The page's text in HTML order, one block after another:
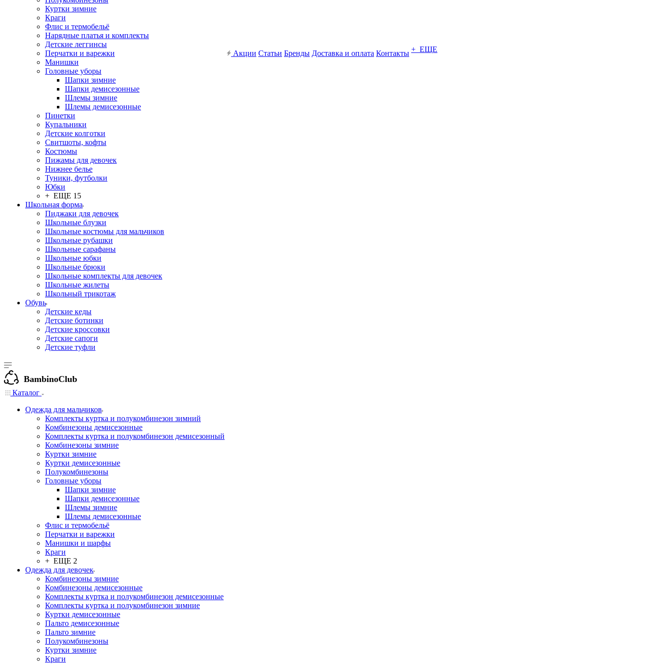
Куртки зимние
Краги
Флис и термобельё
Нарядные платья и комплекты
Детские леггинсы
Перчатки и варежки
Манишки
Головные уборы
Шапки зимние
Шапки демисезонные
Шлемы зимние
Шлемы демисезонные
Пинетки
Купальники
Детские колготки
Свитшоты, кофты
Костюмы
Пижамы для девочек
Нижнее белье
Туники, футболки
Юбки
+ ЕЩЕ 15
Школьная форма
Пиджаки для девочек
Школьные блузки
Школьные костюмы для мальчиков
Школьные рубашки
Школьные сарафаны
Школьные юбки
Школьные брюки
Школьные комплекты для девочек
Школьные жилеты
Школьный трикотаж
Обувь
Детские кеды
Детские ботинки
Детские кроссовки
Детские сапоги
Детские туфли
Акции Статьи Бренды Доставка и оплата Контакты + ЕЩЕ
BambinoClub
Каталог
Одежда для мальчиков
Комплекты куртка и полукомбинезон зимний
Комбинезоны демисезонные
Комплекты куртка и полукомбинезон демисезонный
Комбинезоны зимние
Куртки зимние
Куртки демисезонные
Полукомбинезоны
Головные уборы
Шапки зимние
Шапки демисезонные
Шлемы зимние
Шлемы демисезонные
Флис и термобельё
Перчатки и варежки
Манишки и шарфы
Краги
+ ЕЩЕ 2
Одежда для девочек
Комбинезоны зимние
Комбинезоны демисезонные
Комплекты куртка и полукомбинезон демисезонные
Комплекты куртка и полукомбинезон зимние
Куртки демисезонные
Пальто демисезонные
Пальто зимние
Полукомбинезоны
Куртки зимние
Краги